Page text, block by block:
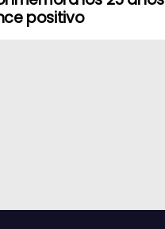
positivo